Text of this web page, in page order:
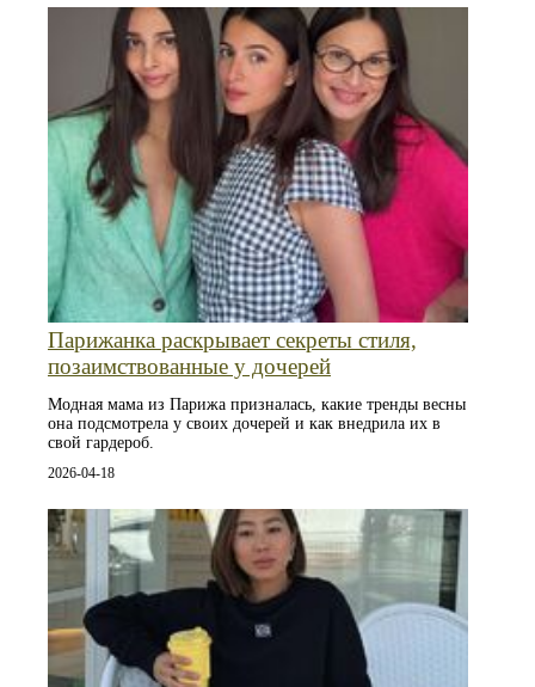
Парижанка раскрывает секреты стиля,
позаимствованные у дочерей
Модная мама из Парижа призналась, какие тренды весны
она подсмотрела у своих дочерей и как внедрила их в
свой гардероб.
2026-04-18